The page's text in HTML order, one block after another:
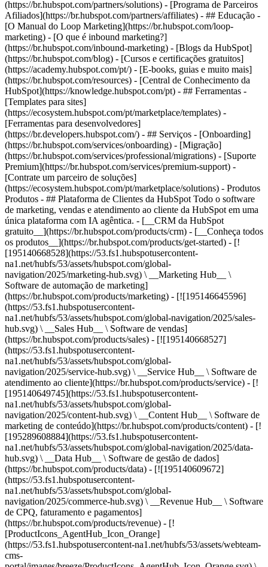
(https://br.hubspot.com/partners/solutions) - [Programa de Parceiros
Afiliados](https://br.hubspot.com/partners/affiliates) - ## Educação -
[O Manual do Loop Marketing](https://br.hubspot.com/loop-
marketing) - [O que é inbound marketing?]
(https://br.hubspot.com/inbound-marketing) - [Blogs da HubSpot]
(https://br.hubspot.com/blog) - [Cursos e certificações gratuitos]
(https://academy.hubspot.com/pt/) - [E-books, guias e muito mais]
(https://br.hubspot.com/resources) - [Central de Conhecimento da
HubSpot](https://knowledge.hubspot.com/pt) - ## Ferramentas -
[Templates para sites]
(https://ecosystem.hubspot.com/pt/marketplace/templates) -
[Ferramentas para desenvolvedores]
(https://br.developers.hubspot.com/) - ## Serviços - [Onboarding]
(https://br.hubspot.com/services/onboarding) - [Migração]
(https://br.hubspot.com/services/professional/migrations) - [Suporte
Premium](https://br.hubspot.com/services/premium-support) -
[Contrate um parceiro de soluções]
(https://ecosystem.hubspot.com/pt/marketplace/solutions) - Produtos Produtos - ## Plataforma de Clientes da HubSpot Todo o software de marketing, vendas e atendimento ao cliente da HubSpot em uma única plataforma com IA agêntica. - [__CRM da HubSpot gratuito__](https://br.hubspot.com/products/crm) - [__Conheça todos os produtos__](https://br.hubspot.com/products/get-started) - [![195140668528](https://53.fs1.hubspotusercontent-na1.net/hubfs/53/assets/hubspot.com/global-navigation/2025/marketing-hub.svg) \ __Marketing Hub__ \ Software de automação de marketing](https://br.hubspot.com/products/marketing) - [![195146645596](https://53.fs1.hubspotusercontent-na1.net/hubfs/53/assets/hubspot.com/global-navigation/2025/sales-hub.svg) \ __Sales Hub__ \ Software de vendas](https://br.hubspot.com/products/sales) - [![195140668527](https://53.fs1.hubspotusercontent-na1.net/hubfs/53/assets/hubspot.com/global-navigation/2025/service-hub.svg) \ __Service Hub__ \ Software de atendimento ao cliente](https://br.hubspot.com/products/service) - [![195140649745](https://53.fs1.hubspotusercontent-na1.net/hubfs/53/assets/hubspot.com/global-navigation/2025/content-hub.svg) \ __Content Hub__ \ Software de marketing de conteúdo](https://br.hubspot.com/products/content) - [![195289608884](https://53.fs1.hubspotusercontent-na1.net/hubfs/53/assets/hubspot.com/global-navigation/2025/data-hub.svg) \ __Data Hub__ \ Software de gestão de dados](https://br.hubspot.com/products/data) - [![195140609672](https://53.fs1.hubspotusercontent-na1.net/hubfs/53/assets/hubspot.com/global-navigation/2025/commerce-hub.svg) \ __Revenue Hub__ \ Software de CPQ, faturamento e pagamentos](https://br.hubspot.com/products/revenue) - [![ProductIcons_AgentHub_Icon_Orange](https://53.fs1.hubspotusercontent-na1.net/hubfs/53/assets/webteam-cms-portal/images/breeze/ProductIcons_AgentHub_Icon_Orange.svg) \ __Agent Hub__ \ O espaço central para criar e gerenciar agentes de IA em toda a plataforma](https://br.hubspot.com/products/artificial-intelligence) - [![188619147390](https://53.fs1.hubspotusercontent-na1.net/hubfs/53/assets/hubspot.com/global-navigation/help-me-choose-tool.svg) \ __Precisa de ajuda para escolher?__ \ Responda algumas perguntas e nós te ajudaremos a achar os produtos ideais para o seu negócio.](https://br.hubspot.com/products/help-me-choose) - [![195140649746](https://53.fs1.hubspotusercontent-na1.net/hubfs/53/assets/hubspot.com/global-navigation/2025/small-business.svg) \ __Pacote para pequenas empresas__ \ A edição Starter de cada produto, desenvolvida para startups e pequenas empresas](https://br.hubspot.com/products/crm/starter) - [![210646671655](https://53.fs1.hubspotusercontent-na1.net/hubfs/53/assets/hubspot.com/global-navigation/2025/aeo.svg) \ __AEO (Beta)__ \ Ferramentas de otimização para mecanismos de resposta que rastreiam e melhoram a visibilidade da sua marca nos resultados de IA.](https://br.hubspot.com/products/aeo) - [![195140649747](https://53.fs1.hubspotusercontent-na1.net/hubfs/53/assets/hubspot.com/global-navigation/2025/app-marketplace.svg) \ __HubSpot Marketplace__ \ Conecte seus aplicativos favoritos à HubSpot](https://ecosystem.hubspot.com/pt/marketplace/apps) - Soluções Soluções - Por tipo de uso - ## Marketing - [Gere leads](https://br.hubspot.com/use-case/drive-revenue-high-quality-leads) - [Automatize o marketing](https://br.hubspot.com/use-case/maximize-efficiency-ai-automation) - ## Vendas - [Crie pipelines](https://br.hubspot.com/use-case/build-sales-pipeline) - [Fechar negócios](https://br.hubspot.com/use-case/close-more-deals) - ## Atendimento ao cliente - [Expanda o suporte](https://br.hubspot.com/use-case/scale-customer-service-support) - [Melhore a retenção](https://br.hubspot.com/use-case/drive-customer-satisfaction) - ## Conteúdo - [Crie conteúdo](https://br.hubspot.com/use-case/create-content-for-customer-journey) - [Gerencie conteúdo](https://br.hubspot.com/use-case/manage-content) - ## Startups e pequenas empresas - [Encontre e alcance clientes](https://br.hubspot.com/use-case/find-and-reach-customers) - [Aumente as vendas e receba pagamentos](https://br.hubspot.com/use-case/grow-sales-and-get-paid-faster) - [Organize os dados do cliente](https://br.hubspot.com/use-case/understand-and-organize-customer-data) - ## Inteligência artificial - [Resolva dúvidas de seus clientes 24/7](https://br.hubspot.com/products/artificial-intelligence/ai-customer-service-agent) - [Automatize a prospecção de vendas](https://br.hubspot.com/products/sales/ai-prospecting-agent) - [Faça uma análise mais rápida de seus clientes](https://br.hubspot.com/products/artificial-intelligence/ai-data-agent) - Por tamanho da equipe - ## Por tamanho da equipe - ![195309752641](https://53.fs1.hubspotusercontent-na1.net/hub/53/hubfs/assets/hubspot.com/global-navigation/2025/Small%20Businesses%20%26%20Start%20ups.webp?width=1035&height=450&name=Small%20Businesses%20%26%20Start%20ups.webp) ### Para pequenas empresas e startups A Plataforma de Clientes Starter da HubSpot ajuda sua startup ou pequena empresa em crescimento a encontrar e conquistar clientes desde o primeiro dia. [Saiba mais sobre a Plataforma de Clientes Starter da HubSpot](https://br.hubspot.com/products/crm/starter) - ![195309752642](https://53.fs1.hubspotusercontent-na1.net/hub/53/hubfs/assets/hubspot.com/global-navigation/2025/Enterprise.webp?width=1035&height=450&name=Enterprise.webp) ### Para grandes empresas A Plataforma de Clientes Enterprise integrada da HubSpot é poderosa e fácil de usar. [Saiba mais sobre a Plataforma de Clientes Enterprise da HubSpot](https://br.hubspot.com/products/crm/enterprise) - Por que a HubSpot? - ## Por que a HubSpot? - ![195309752643](https://53.fs1.hubspotusercontent-na1.net/hub/53/hubfs/assets/hubspot.com/global-navigation/2025/Why%20Choose%20HubSpot.webp?width=1035&height=450&name=Why%20Choose%20HubSpot.webp) ### Por que escolher a HubSpot? Depois de apenas um ano, os clientes da HubSpot adquirem 129% mais leads, fecham 36% mais negócios e observam uma melhoria de 37% nas taxas de fechamento de tickets. [Saiba mais sobre o que diferencia a solução da HubSpot](https://br.hubspot.com/why-choose-hubspot) - ![195303448595](https://53.fs1.hubspotusercontent-na1.net/hub/53/hubfs/assets/hubspot.com/global-navigation/2025/Case%20Studies.webp?width=1035&height=450&name=Case%20Studies.webp) ### Estudos de caso Conheça empresas como a sua em todo o mundo que usam a HubSpot para unir suas equipes, capacitar seus negócios e crescer melhor. [Veja todos os estudos de caso](https://br.hubspot.com/case-studies) - ![191228329371](https://53.fs1.hubspotusercontent-na1.net/hub/53/hubfs/spotlight_resized_518x225.png?width=518&height=225&name=spotlight_resized_518x225.png) ### Spotlight: atualizações de produtos Saiba mais sobre os lançamentos e anúncios de produtos da HubSpot nesta vitrine semestral de produtos. [Veja as atualizações de nossos produtos](https://br.hubspot.com/spotlight) - [Preços](https://br.hubspot.com/pricing/marketing) - Recursos Recursos - ## Link em destaque - [Spotlight: atualizações de produtos](https://br.hubspot.com/spotlight) - [Novidades na HubSpot](https://br.hubspot.com/new) - [Por que escolher a HubSpot?](https://br.hubspot.com/why-choose-hubspot) - [Sustentabilidade \ EN](https://www.hubspot.com/sustainability) - ## Comunidade e eventos - [Evento UNBOUND](https://unbound.hubspot.com/) - [Webinares](https://br.hubspot.com/resources/webinar#resource-library-page-headers) - [Comunidade HubSpot](https://community.hubspot.com/) - [Grupos de Usuários da HubSpot \ EN](https://www.hubspot.com/hubspot-user-groups) - ## Parceiros - [Programa de Parceiros de Soluções](https://br.hubspot.com/partners/solutions) - [Programa de Parceiros Afiliados](https://br.hubspot.com/partners/affiliates) - ## Educação - [O Manual do Loop Marketing](https://br.hubspot.com/loop-marketing) - [O que é inbound marketing?](https://br.hubspot.com/inbound-marketing) - [Blogs da HubSpot](https://br.hubspot.com/blog) - [Cursos e certificações gratuitos](https://academy.hubspot.com/pt/) - [E-books, guias e muito mais](https://br.hubspot.com/resources) - [Central de Conhecimento da HubSpot](https://knowledge.hubspot.com/pt) - ## Ferramentas - [Templates para sites](https://ecosystem.hubspot.com/pt/marketplace/templates) - [Ferramentas para desenvolvedores](https://br.developers.hubspot.com/) - ## Serviços - [Onboarding](https://br.hubspot.com/services/onboarding) - [Migração](https://br.hubspot.com/services/professional/migrations) - [Suporte Premium](https://br.hubspot.com/services/premium-support) - [Contrate um parceiro de soluções](https://ecosystem.hubspot.com/pt/marketplace/solutions) - Sobre Sobre - [Sobre nós](https://br.hubspot.com/our-story) - [Trabalhe conosco](https://www.hubspot.com/careers) - [Entre em contato conosco](https://br.hubspot.com/company/contact) - [Relações com investidores](https://ir.hubspot.com/) - [Equipe de gestão](https://br.hubspot.com/company/management) [Use a HubSpot gratuitamente](https://br.hubspot.com/products/get-started) [Login](https://app.hubspot.com/login) - Português Selecion